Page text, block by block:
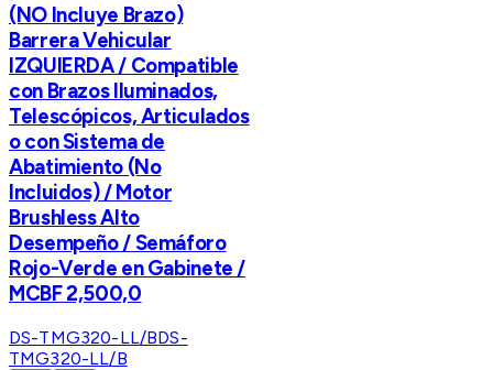
(NO Incluye Brazo)
Barrera Vehicular
IZQUIERDA / Compatible
con Brazos Iluminados,
Telescópicos, Articulados
o con Sistema de
Abatimiento (No
Incluidos) / Motor
Brushless Alto
Desempeño / Semáforo
Rojo-Verde en Gabinete /
MCBF 2,500,0
DS-TMG320-LL/BDS-
TMG320-LL/B